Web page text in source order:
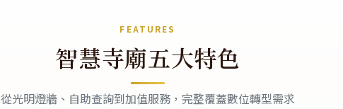
FEATURES
智慧寺廟五大特色
從光明燈牆、自助查詢到加值服務，完整覆蓋數位轉型需求